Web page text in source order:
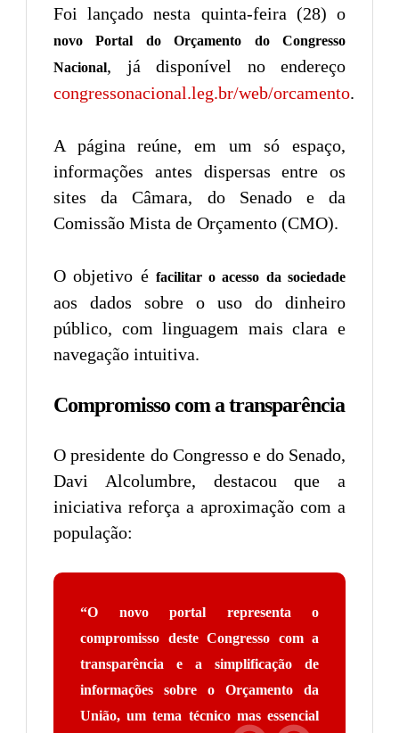
Foi lançado nesta quinta-feira (28) o
novo Portal do Orçamento do Congresso
Nacional, já disponível no endereço
congressonacional.leg.br/web/orcamento.
A página reúne, em um só espaço,
informações antes dispersas entre os
sites da Câmara, do Senado e da
Comissão Mista de Orçamento (CMO).
O objetivo é facilitar o acesso da sociedade
aos dados sobre o uso do dinheiro
público, com linguagem mais clara e
navegação intuitiva.
Compromisso com a transparência
O presidente do Congresso e do Senado,
Davi Alcolumbre, destacou que a
iniciativa reforça a aproximação com a
população:
“O novo portal representa o
compromisso deste Congresso com a
transparência e a simplificação de
informações sobre o Orçamento da
União, um tema técnico mas essencial